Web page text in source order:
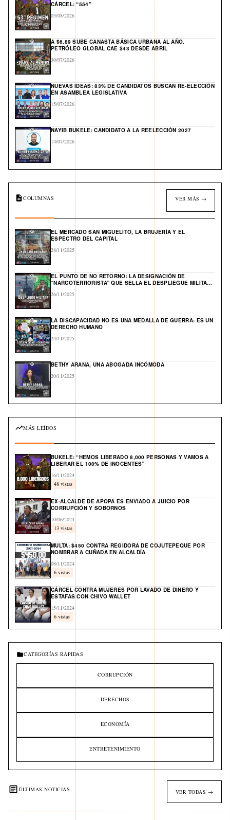
CÁRCEL: “554”
03/08/2026
A $6.89 SUBE CANASTA BÁSICA URBANA AL AÑO.
PETRÓLEO GLOBAL CAE $43 DESDE ABRIL
30/07/2026
NUEVAS IDEAS: 83% DE CANDIDATOS BUSCAN RE-ELECCIÓN
EN ASAMBLEA LEGISLATIVA
15/07/2026
NAYIB BUKELE: CANDIDATO A LA REELECCIÓN 2027
14/07/2026
COLUMNAS VER MÁS →
EL MERCADO SAN MIGUELITO, LA BRUJERÍA Y EL
ESPECTRO DEL CAPITAL
28/11/2025
EL PUNTO DE NO RETORNO: LA DESIGNACIÓN DE
“NARCOTERRORISTA” QUE SELLA EL DESPLIEGUE MILITAR
26/11/2025
LA DISCAPACIDAD NO ES UNA MEDALLA DE GUERRA: ES UN
DERECHO HUMANO
24/11/2025
BETHY ARANA, UNA ABOGADA INCÓMODA
20/11/2025
MÁS LEÍDOS
BUKELE: “HEMOS LIBERADO 8,000 PERSONAS Y VAMOS A
LIBERAR EL 100% DE INOCENTES”
16/11/2024
48 vistas
EX-ALCALDE DE APOPA ES ENVIADO A JUICIO POR
CORRUPCIÓN Y SOBORNOS
10/06/2024
13 vistas
MULTA: $450 CONTRA REGIDORA DE COJUTEPEQUE POR
NOMBRAR A CUÑADA EN ALCALDÍA
08/11/2024
6 vistas
CÁRCEL CONTRA MUJERES POR LAVADO DE DINERO Y
ESTAFAS CON CHIVO WALLET
15/11/2024
6 vistas
CATEGORÍAS RÁPIDAS
CORRUPCIÓN
DERECHOS
ECONOMÍA
ENTRETENIMIENTO
ÚLTIMAS NOTICIAS VER TODAS →